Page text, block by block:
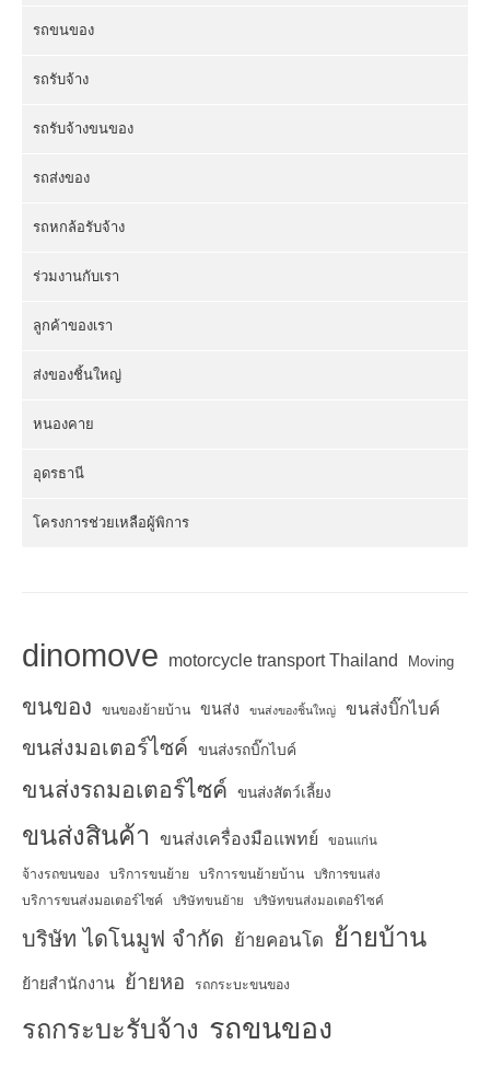
รถขนของ
รถรับจ้าง
รถรับจ้างขนของ
รถส่งของ
รถหกล้อรับจ้าง
ร่วมงานกับเรา
ลูกค้าของเรา
ส่งของชิ้นใหญ่
หนองคาย
อุดรธานี
โครงการช่วยเหลือผู้พิการ
dinomove motorcycle transport Thailand Moving
ขนของ ขนของย้ายบ้าน ขนส่ง ขนส่งของชิ้นใหญ่ ขนส่งบิ๊กไบค์
ขนส่งมอเตอร์ไซค์ ขนส่งรถบิ๊กไบค์
ขนส่งรถมอเตอร์ไซค์ ขนส่งสัตว์เลี้ยง
ขนส่งสินค้า ขนส่งเครื่องมือแพทย์ ขอนแก่น
จ้างรถขนของ บริการขนย้าย บริการขนย้ายบ้าน บริการขนส่ง
บริการขนส่งมอเตอร์ไซค์ บริษัทขนย้าย บริษัทขนส่งมอเตอร์ไซค์
บริษัท ไดโนมูฟ จำกัด ย้ายคอนโด ย้ายบ้าน
ย้ายสำนักงาน ย้ายหอ รถกระบะขนของ
รถกระบะรับจ้าง รถขนของ